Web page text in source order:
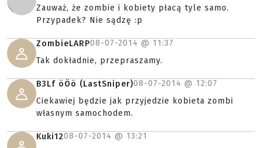
Zauważ, że zombie i kobiety płacą tyle samo.
Przypadek? Nie sądzę :p
ZombieLARP08-07-2014 @ 11:37
Tak dokładnie, przepraszamy.
B3Lf öÖö (LastSniper)08-07-2014 @ 12:07
Ciekawiej będzie jak przyjedzie kobieta zombi
własnym samochodem.
Kuki1208-07-2014 @ 13:21